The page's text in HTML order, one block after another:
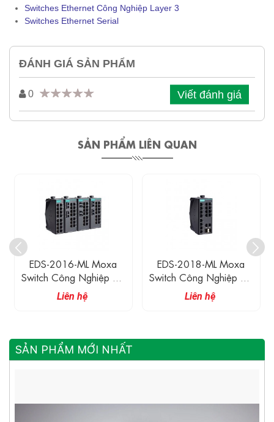
Switches Ethernet Công Nghiệp Layer 3
Switches Ethernet Serial
ĐÁNH GIÁ SẢN PHẨM
0 Viết đánh giá
SẢN PHẨM LIÊN QUAN
EDS-2016-ML Moxa
Switch Công Nghiệp 16
Cổng 10/100M
Liên hệ
EDS-2018-ML Moxa
Switch Công Nghiệp 16
Cổng 10/100M
Liên hệ
SẢN PHẨM MỚI NHẤT